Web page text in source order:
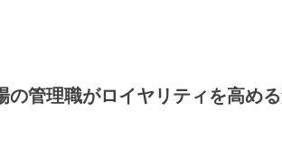
の管理職がロイヤリティを高め